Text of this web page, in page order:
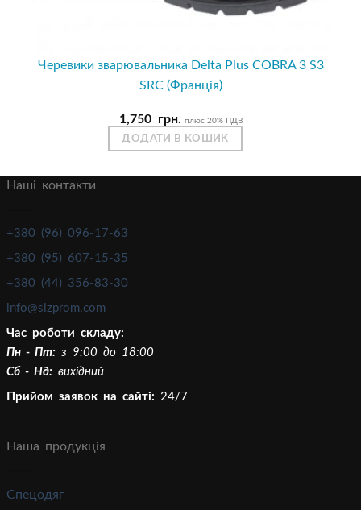
Черевики зварювальника Delta Plus COBRA 3 S3
SRC (Франція)
1,750 грн. плюс 20% ПДВ
ДОДАТИ В КОШИК
Наші контакти
+380 (96) 096-17-63
+380 (95) 607-15-35
+380 (44) 356-83-30
info@sizprom.com
Час роботи складу:
Пн - Пт: з 9:00 до 18:00
Сб - Нд: вихідний
Прийом заявок на сайті: 24/7
Наша продукція
Спецодяг